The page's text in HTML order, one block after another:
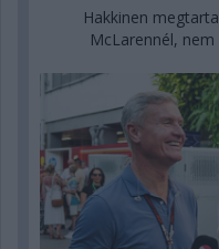
Hakkinen
McLarennél,